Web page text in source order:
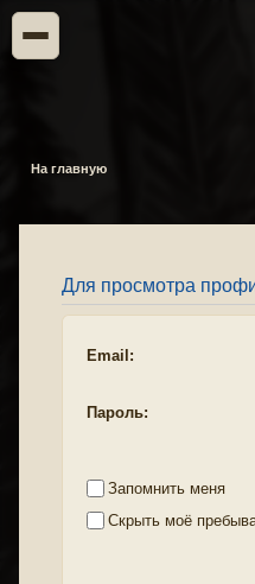
На главную
Для просмотра
Email:
Пароль:
Запомнить меня
Скрыть моё